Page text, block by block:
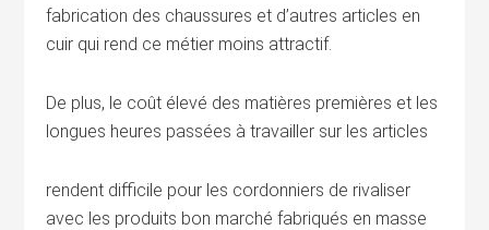
fabrication des chaussures et d’autres articles en
cuir qui rend ce métier moins attractif.
De plus, le coût élevé des matières premières et les
longues heures passées à travailler sur les articles
rendent difficile pour les cordonniers de rivaliser
avec les produits bon marché fabriqués en masse